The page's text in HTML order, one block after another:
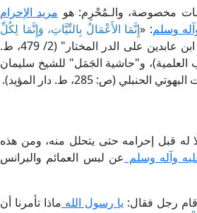
مخصوصة، والـمُحْرِم: هو مريد الإحرام
وسلم: «إِنَّمَا الأَعْمَالُ بِالنِّيَّاتِ، وَإِنَّمَا لِكُلِّ
» أخرجه البخاري ومسلم في "صحيحيهما". يُنظر: "حاشية ابن عابدين على الدر المختار" (2/ 479، ط.
على متن الرسالة" (1/ 527، ط. دار الكتب العلمية)، و"حاشية الجَمَل" للشيخ سليمان
له قبل إحرامه حتى يتحلل منه، ومن هذه
وآله وسلم عن لبس العمائم والبرانس
رجل فقال: يا رسول الله ماذا تأمرنا أن